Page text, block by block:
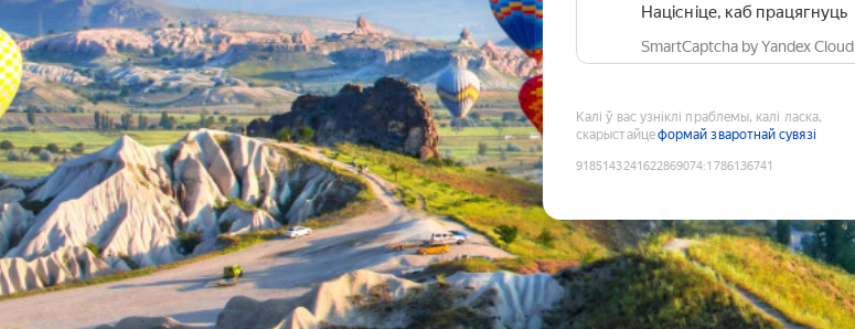
Націсніце, каб працягнуць
SmartCaptcha by Yandex Cloud
Калі ў вас узніклі праблемы, калі ласка,
скарыстайцеформай зваротнай сувязі
9185143241622869074:1786136741